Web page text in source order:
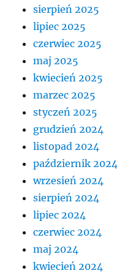
sierpień 2025
lipiec 2025
czerwiec 2025
maj 2025
kwiecień 2025
marzec 2025
styczeń 2025
grudzień 2024
listopad 2024
październik 2024
wrzesień 2024
sierpień 2024
lipiec 2024
czerwiec 2024
maj 2024
kwiecień 2024